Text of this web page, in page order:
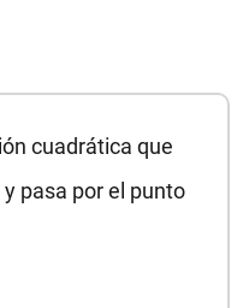
cuadrática que
y pasa por el punto